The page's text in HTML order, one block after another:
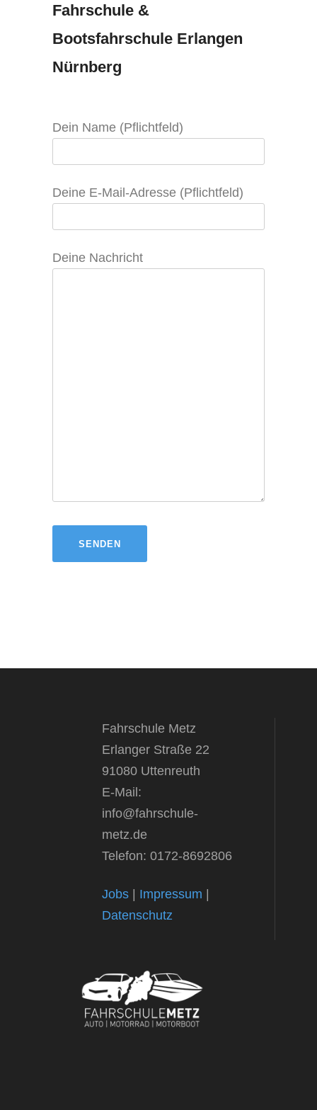
Fahrschule &
Bootsfahrschule Erlangen
Nürnberg
Dein Name (Pflichtfeld)
Deine E-Mail-Adresse (Pflichtfeld)
Deine Nachricht
Fahrschule Metz
Erlanger Straße 22
91080 Uttenreuth
E-Mail:
info@fahrschule-
metz.de
Telefon: 0172-8692806
Jobs Impressum
Datenschutz